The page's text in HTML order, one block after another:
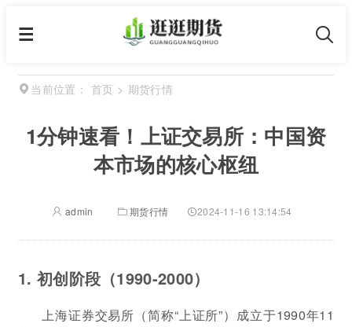
当前位置： 首页 > 期货行情
1分钟速看！上证交易所：中国资
本市场的核心枢纽
admin 期货行情 2024-11-16 13:14:54
1. 初创阶段（1990-2000）
上海证券交易所（简称“上证所”）成立于1990年11